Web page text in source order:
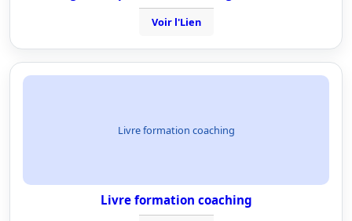
Voir l'Lien
Livre formation coaching
Livre formation coaching